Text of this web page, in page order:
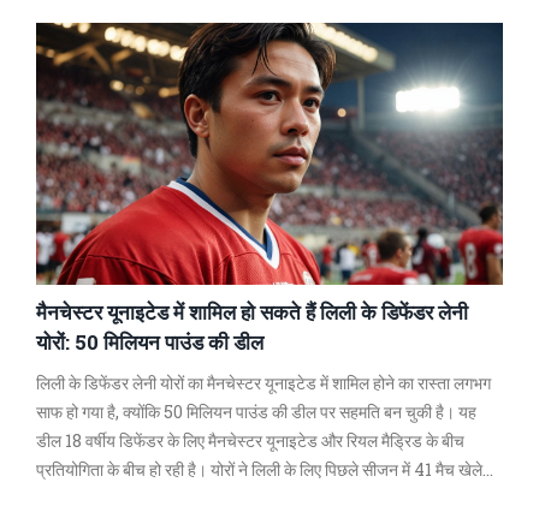
मैनचेस्टर यूनाइटेड में शामिल हो सकते हैं लिली के डिफेंडर लेनी
योरों: 50 मिलियन पाउंड की डील
लिली के डिफेंडर लेनी योरों का मैनचेस्टर यूनाइटेड में शामिल होने का रास्ता लगभग
साफ हो गया है, क्योंकि 50 मिलियन पाउंड की डील पर सहमति बन चुकी है। यह
डील 18 वर्षीय डिफेंडर के लिए मैनचेस्टर यूनाइटेड और रियल मैड्रिड के बीच
प्रतियोगिता के बीच हो रही है। योरों ने लिली के लिए पिछले सीजन में 41 मैच खेले